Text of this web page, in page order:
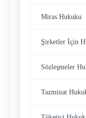
Miras Hukuku
Şirketler İçin
Sözleşmeler
Tazminat